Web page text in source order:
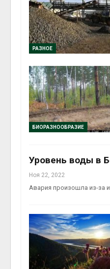
РАЗНОЕ
БИОРАЗНООБРАЗИЕ
Уровень воды в
Ноя 22, 2022
Авария произошла из-за